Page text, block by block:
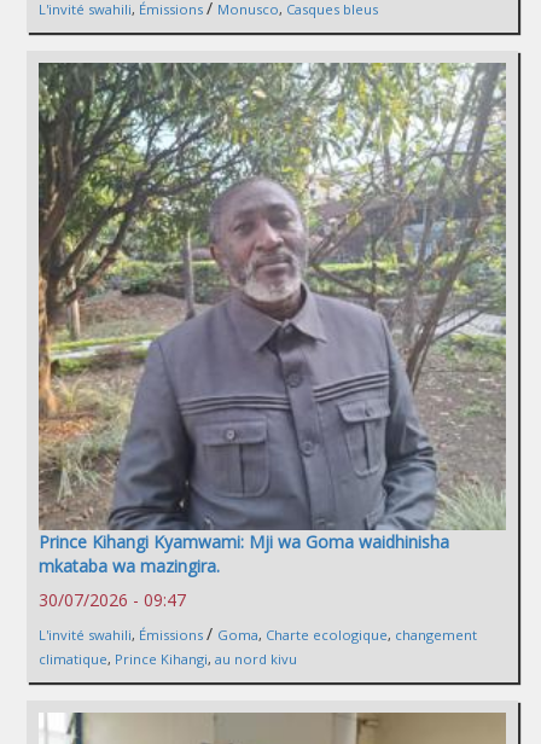
L'invité swahili, Émissions / Monusco, Casques bleus
Prince Kihangi Kyamwami: Mji wa Goma waidhinisha
mkataba wa mazingira.
30/07/2026 - 09:47
L'invité swahili, Émissions / Goma, Charte ecologique, changement
climatique, Prince Kihangi, au nord kivu